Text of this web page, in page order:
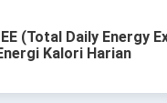
(Total Daily Energy
Kalori Harian